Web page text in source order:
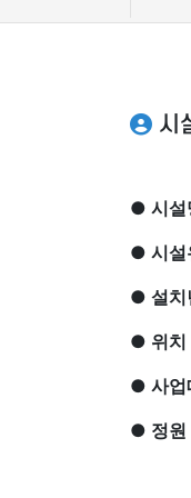
시
● 시설
● 시설
● 설치
● 위치
● 사업
● 정원